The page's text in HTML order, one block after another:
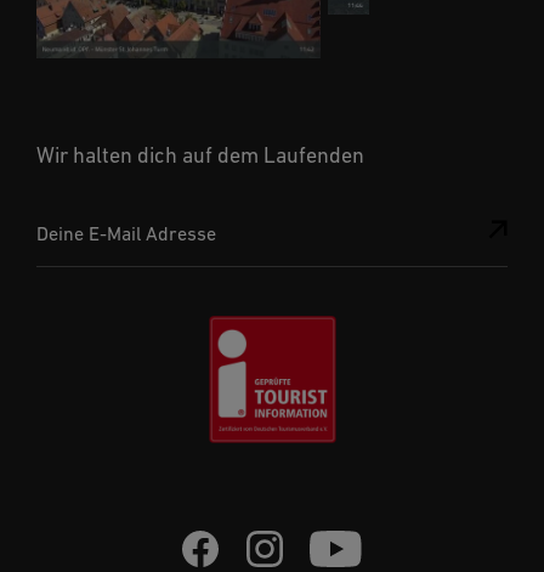
Wir halten dich auf dem Laufenden
Deine E-Mail Adresse